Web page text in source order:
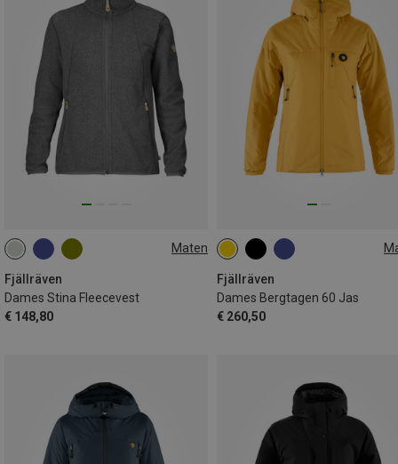
Maten
Fjällräven
Dames Stina Fleecevest
€ 148,80
XS S L
Fjällräven
Dames Bergtagen 60 Jas
€ 260,50
XS S M